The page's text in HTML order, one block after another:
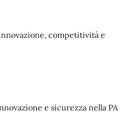
competitività e
e sicurezza nella PA